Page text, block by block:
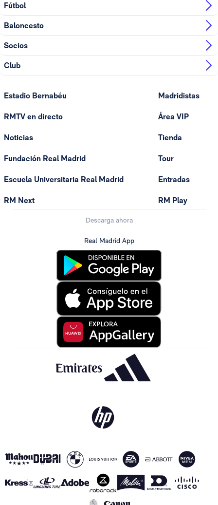
Fútbol
Baloncesto
Socios
Club
Estadio Bernabéu
RMTV en directo
Noticias
Fundación Real Madrid
Escuela Universitaria Real Madrid
RM Next
Madridistas
Área VIP
Tienda
Tour
Entradas
RM Play
Descarga ahora
Real Madrid App